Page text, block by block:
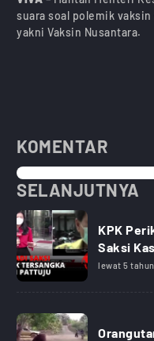
suara soal polemik
yakni Vaksin Nusantara.
KOMENTAR
SELANJUTNYA
KPK
Saksi
lewat 5